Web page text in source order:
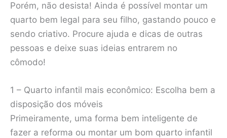
Porém, não desista! Ainda é possível montar um
quarto bem legal para seu filho, gastando pouco e
sendo criativo. Procure ajuda e dicas de outras
pessoas e deixe suas ideias entrarem no
cômodo!
1 – Quarto infantil mais econômico: Escolha bem a
disposição dos móveis
Primeiramente, uma forma bem inteligente de
fazer a reforma ou montar um bom quarto infantil